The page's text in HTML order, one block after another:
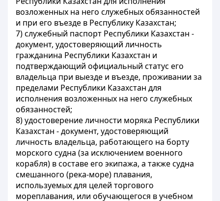
возложенных на него служебных обязанностей
и при его въезде в Республику Казахстан;
7) служебный паспорт Республики Казахстан -
документ, удостоверяющий личность
гражданина Республики Казахстан и
подтверждающий официальный статус его
владельца при выезде и въезде, проживании за
пределами Республики Казахстан для
исполнения возложенных на него служебных
обязанностей;
8) удостоверение личности моряка Республики
Казахстан - документ, удостоверяющий
личность владельца, работающего на борту
морского судна (за исключением военного
корабля) в составе его экипажа, а также судна
смешанного (река-море) плавания,
используемых для целей торгового
мореплавания, или обучающегося в учебном